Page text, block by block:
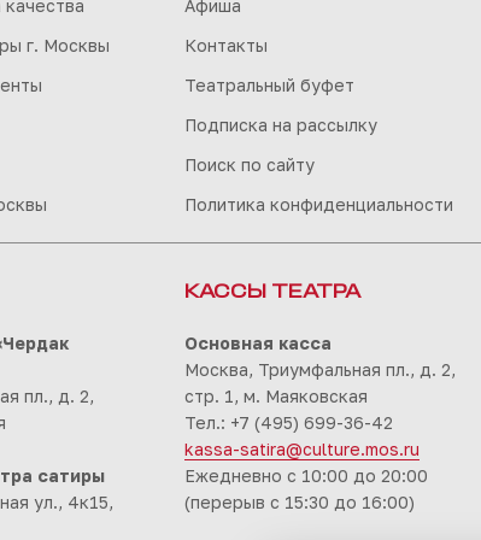
г. Москвы
Афиша
Контакты
Театральный буфет
Подписка на рассылку
Поиск по сайту
Политика конфиденциальности
пл., д. 2,
сатиры
ул., 4к15,
КАССЫ ТЕАТРА
Основная касса
Москва, Триумфальная пл., д. 2,
стр. 1, м. Маяковская
Тел.: +7 (495) 699-36-42
kassa-satira@culture.mos.ru
Ежедневно с 10:00 до 20:00
(перерыв с 15:30 до 16:00)